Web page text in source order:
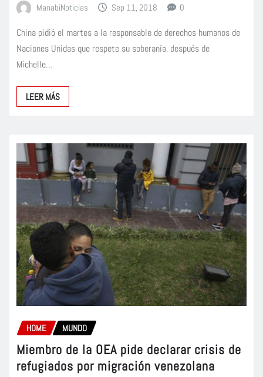
ManabiNoticias Sep 11, 2018 0
China pidió el martes a la responsable de derechos humanos de
Naciones Unidas que respete su soberanía, después de
Michelle…
LEER MÁS
HOME MUNDO
Miembro de la OEA pide declarar crisis de
refugiados por migración venezolana